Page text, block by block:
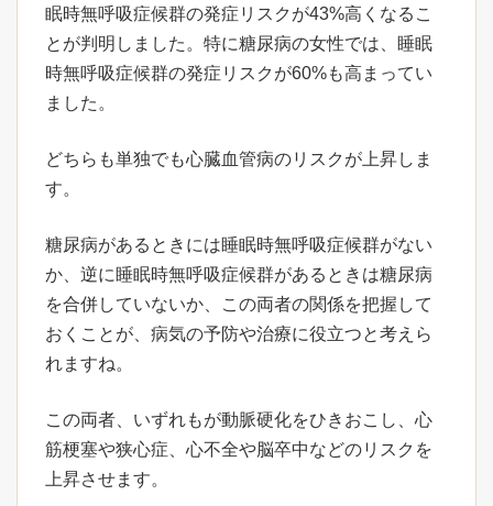
眠時無呼吸症候群の発症リスクが43%高くなるこ
とが判明しました。特に糖尿病の女性では、睡眠
時無呼吸症候群の発症リスクが60%も高まってい
ました。
どちらも単独でも心臓血管病のリスクが上昇しま
す。
糖尿病があるときには睡眠時無呼吸症候群がない
か、逆に睡眠時無呼吸症候群があるときは糖尿病
を合併していないか、この両者の関係を把握して
おくことが、病気の予防や治療に役立つと考えら
れますね。
この両者、いずれもが動脈硬化をひきおこし、心
筋梗塞や狭心症、心不全や脳卒中などのリスクを
上昇させます。